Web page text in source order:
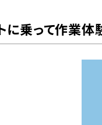
に乗って作業体